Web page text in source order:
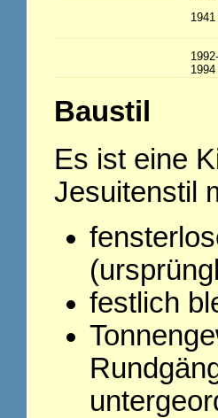
1941
1992-
1994
Baustil
Es ist eine
Jesuitenstil
festlich